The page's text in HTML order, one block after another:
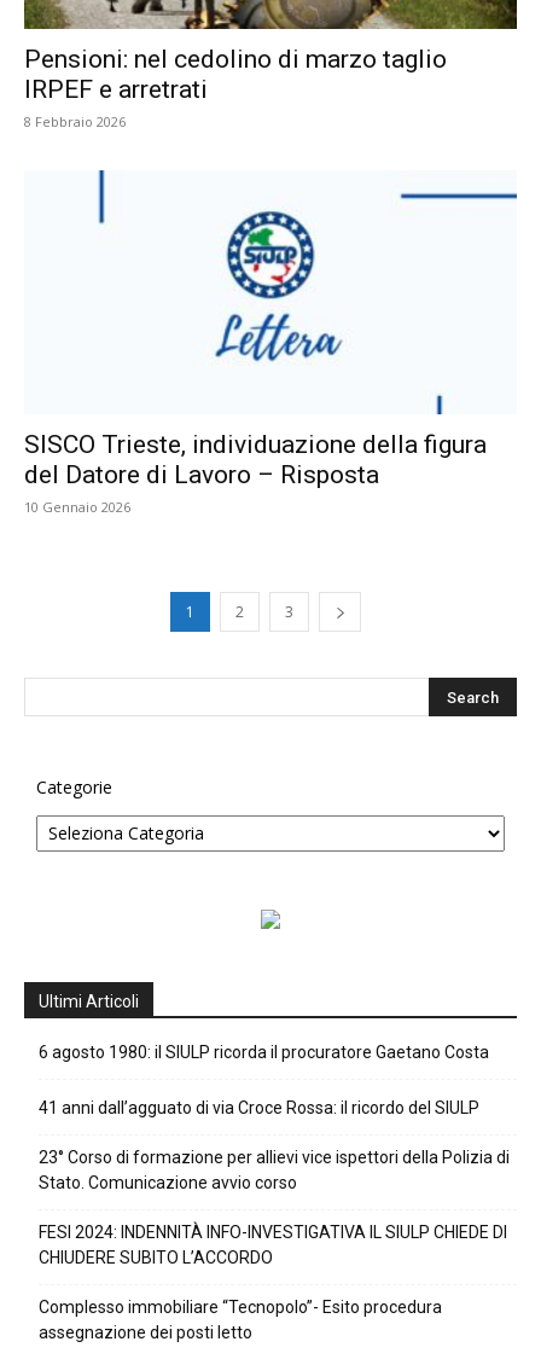
Pensioni: nel cedolino di marzo taglio
IRPEF e arretrati
8 Febbraio 2026
SISCO Trieste, individuazione della figura
del Datore di Lavoro – Risposta
10 Gennaio 2026
1 2 3
Categorie
Ultimi Articoli
6 agosto 1980: il SIULP ricorda il procuratore Gaetano Costa
41 anni dall’agguato di via Croce Rossa: il ricordo del SIULP
23° Corso di formazione per allievi vice ispettori della Polizia di
Stato. Comunicazione avvio corso
FESI 2024: INDENNITÀ INFO-INVESTIGATIVA IL SIULP CHIEDE DI
CHIUDERE SUBITO L’ACCORDO
Complesso immobiliare “Tecnopolo”- Esito procedura
assegnazione dei posti letto